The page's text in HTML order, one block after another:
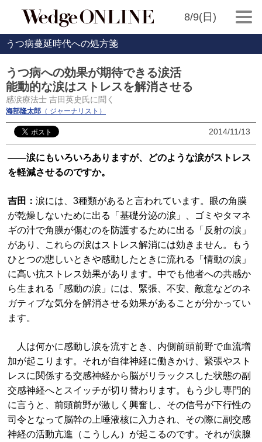
8/9(日)
うつ病蔓延時代への処方箋
うつ病への効果が期待できる涙活
能動的な涙はストレスを解消させる
感涙療法士 吉田英史氏に聞く
海部隆太郎 （ ジャーナリスト）
2014/11/13
――涙にもいろいろありますが、どのような涙がストレス
を軽減させるのですか。
吉田：涙には、3種類があると言われています。眼の角膜
が乾燥しないために出る「基礎分泌の涙」、ゴミやタマネ
ギの汁で角膜が傷むのを防護するために出る「反射の涙」
があり、これらの涙はストレス解消には効きません。もう
ひとつの悲しいときや感動したときに流れる「情動の涙」
に高い抗ストレス効果があります。中でも他者への共感か
ら生まれる「感動の涙」には、緊張、不安、敵意などのネ
ガティブな気分を解消させる効果があることが分かってい
ます。
人は何かに感動し涙を流すとき、内側前頭前野で血流増
加が起こります。それが自律神経に働きかけ、緊張やスト
レスに関係する交感神経から脳がリラックスした状態の副
交感神経へとスイッチが切り替わります。もう少し専門的
に言うと、前頭前野が激しく興奮し、その信号が下行性の
司令となって脳幹の上唾液核に入力され、その際に副交感
神経の活動亢進（こうしん）が起こるのです。それが涙腺